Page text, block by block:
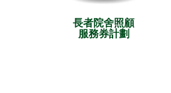
長者院舍照顧
服務券計劃